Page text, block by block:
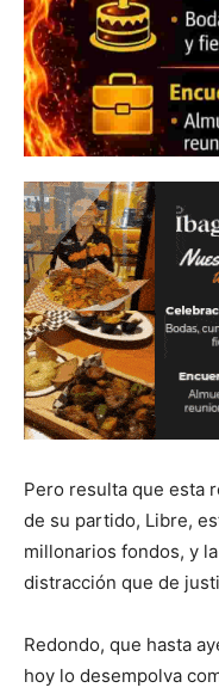
Pero resulta que esta
de su partido, Libre,
millonarios fondos, y
distracción que de
Redondo, que hasta
hoy lo desempolva